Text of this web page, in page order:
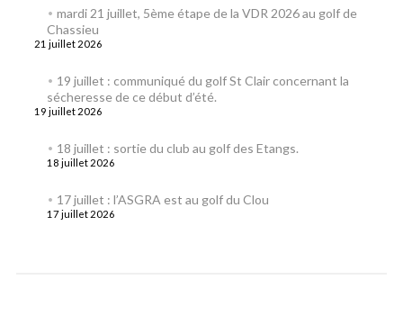
mardi 21 juillet, 5ème étape de la VDR 2026 au golf de
Chassieu
21 juillet 2026
19 juillet : communiqué du golf St Clair concernant la
sécheresse de ce début d’été.
19 juillet 2026
18 juillet : sortie du club au golf des Etangs.
18 juillet 2026
17 juillet : l’ASGRA est au golf du Clou
17 juillet 2026